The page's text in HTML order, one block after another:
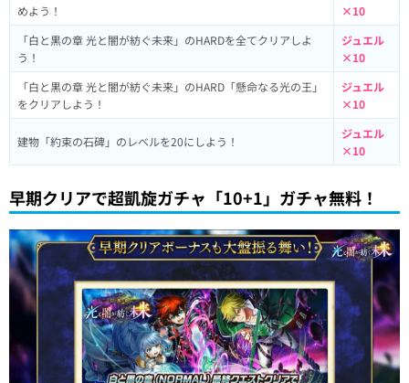
めよう！
×10
「白と黒の章 光と闇が紡ぐ未来」のHARDを全てクリアしよ
う！
ジュエル
×10
「白と黒の章 光と闇が紡ぐ未来」のHARD「懸命なる光の王」
をクリアしよう！
ジュエル
×10
建物「約束の石碑」のレベルを20にしよう！
ジュエル
×10
早期クリアで超凱旋ガチャ「10+1」ガチャ無料！